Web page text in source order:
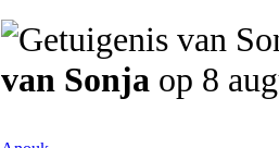
van Sonja op 8